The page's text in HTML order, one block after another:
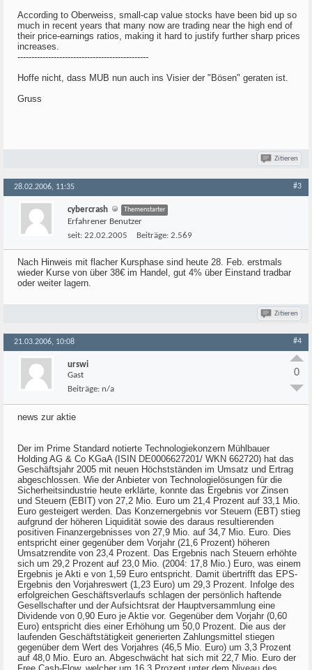
According to Oberweiss, small-cap value stocks have been bid up so
much in recent years that many now are trading near the high end of
their price-earnings ratios, making it hard to justify further sharp prices
increases.
-----------------------------------------------
Hoffe nicht, dass MUB nun auch ins Visier der "Bösen" geraten ist.
Gruss
Zitieren
28.02.2006, 11:35 #3
cybercrash Themenstarter
Erfahrener Benutzer
seit: 22.02.2005 Beiträge: 2.569
Nach Hinweis mit flacher Kursphase sind heute 28. Feb. erstmals
wieder Kurse von über 38€ im Handel, gut 4% über Einstand tradbar
oder weiter lagern.
Zitieren
21.03.2006, 10:08 #4
urswi
Gast
Beiträge: n/a
0
news zur aktie
Der im Prime Standard notierte Technologiekonzern Mühlbauer
Holding AG & Co KGaA (ISIN DE0006627201/ WKN 662720) hat das
Geschäftsjahr 2005 mit neuen Höchstständen im Umsatz und Ertrag
abgeschlossen. Wie der Anbieter von Technologielösungen für die
Sicherheitsindustrie heute erklärte, konnte das Ergebnis vor Zinsen
und Steuern (EBIT) von 27,2 Mio. Euro um 21,4 Prozent auf 33,1 Mio.
Euro gesteigert werden. Das Konzernergebnis vor Steuern (EBT) stieg
aufgrund der höheren Liquidität sowie des daraus resultierenden
positiven Finanzergebnisses von 27,9 Mio. auf 34,7 Mio. Euro. Dies
entspricht einer gegenüber dem Vorjahr (21,6 Prozent) höheren
Umsatzrendite von 23,4 Prozent. Das Ergebnis nach Steuern erhöhte
sich um 29,2 Prozent auf 23,0 Mio. (2004: 17,8 Mio.) Euro, was einem
Ergebnis je Akti e von 1,59 Euro entspricht. Damit übertrifft das EPS-
Ergebnis den Vorjahreswert (1,23 Euro) um 29,3 Prozent. Infolge des
erfolgreichen Geschäftsverlaufs schlagen der persönlich haftende
Gesellschafter und der Aufsichtsrat der Hauptversammlung eine
Dividende von 0,90 Euro je Aktie vor. Gegenüber dem Vorjahr (0,60
Euro) entspricht dies einer Erhöhung um 50,0 Prozent. Die aus der
laufenden Geschäftstätigkeit generierten Zahlungsmittel stiegen
gegenüber dem Wert des Vorjahres (46,5 Mio. Euro) um 3,3 Prozent
auf 48,0 Mio. Euro an. Abgeschwächt hat sich mit 22,7 Mio. Euro der